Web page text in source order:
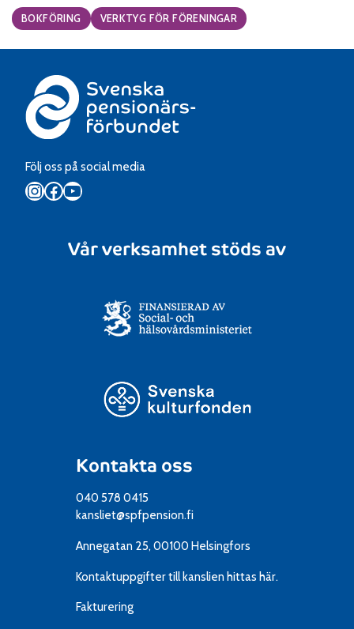
Categories:
BOKFÖRING VERKTYG FÖR FÖRENINGAR
Följ oss på social media
Instagram
Facebook
YouTube
Kontakta oss
040 578 0415
kansliet@spfpension.fi
Annegatan 25, 00100 Helsingfors
Kontaktuppgifter till kanslienhittas här.
Fakturering
Vår verksamhet stöds av